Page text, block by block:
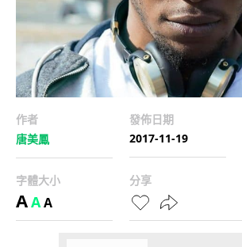
作者
唐美鳳
發佈日期
2017-11-19
字體大小
AAA
分享